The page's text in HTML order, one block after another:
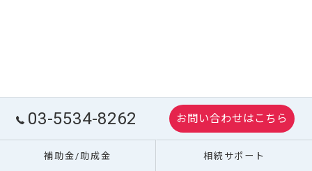
03-5534-8262 お問い合わせはこちら
補助金/助成金 相続サポート